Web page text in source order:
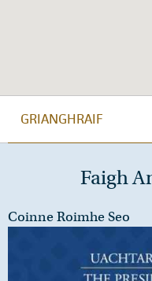
GRIANGHRAIF
Faigh
Coinne Roimhe Seo